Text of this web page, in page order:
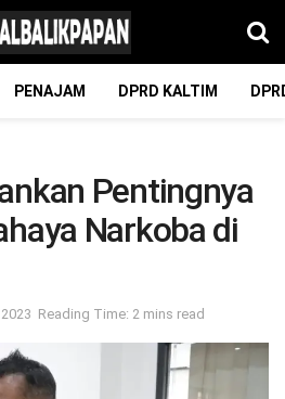
PENAJAM DPRD KALTIM
Pentingnya
Narkoba di
Reading Time: 2 mins read